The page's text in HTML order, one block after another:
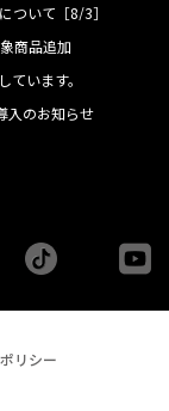
ついて［8/3］
商品追加
ています。
入のお知らせ
tiktok
リシー